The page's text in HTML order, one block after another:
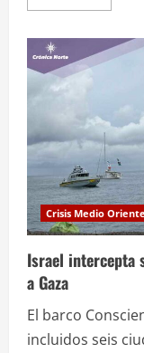
más
Israel
y
Hamas
el
plan
de
paz
de
Trump
Crisis Medio Oriente
Israel intercepta
a Gaza
El barco
incluidos seis